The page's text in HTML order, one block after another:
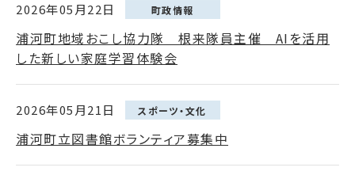
2026年05月22日 町政情報
浦河町地域おこし協力隊 根来隊員主催 AIを活用
した新しい家庭学習体験会
2026年05月21日 スポーツ・文化
浦河町立図書館ボランティア募集中